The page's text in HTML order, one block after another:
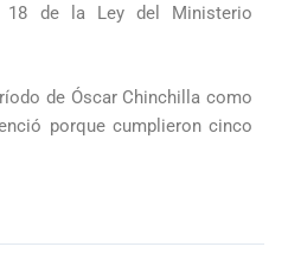
de la Ley del Ministerio
de Óscar Chinchilla como
porque cumplieron cinco